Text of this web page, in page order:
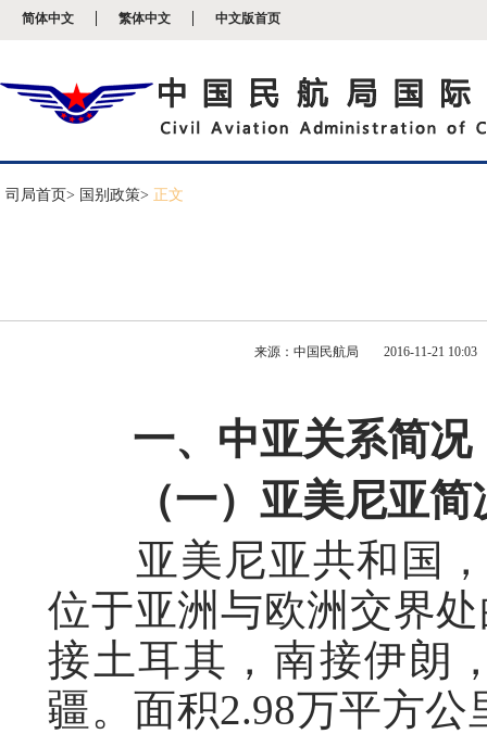
简体中文 繁体中文 中文版首页
司局首页> 国别政策> 正文
来源：中国民航局 2016-11-21 10:03
一、中亚关系简况
（一）亚美尼亚简
亚美尼亚共和国，
位于亚洲与欧洲交界
接土耳其，南接伊朗
疆。面积2.98万平方
开
说
明
页
浪